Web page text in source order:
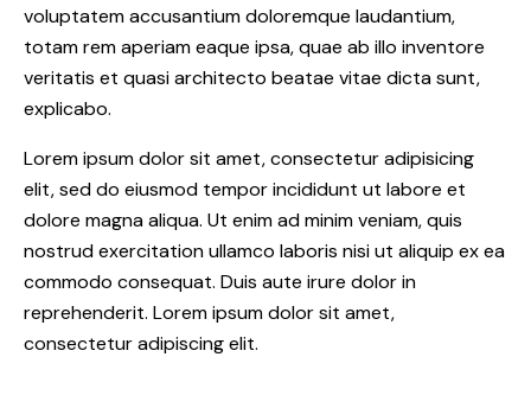
voluptatem accusantium doloremque laudantium,
totam rem aperiam eaque ipsa, quae ab illo inventore
veritatis et quasi architecto beatae vitae dicta sunt,
explicabo.
Lorem ipsum dolor sit amet, consectetur adipisicing
elit, sed do eiusmod tempor incididunt ut labore et
dolore magna aliqua. Ut enim ad minim veniam, quis
nostrud exercitation ullamco laboris nisi ut aliquip ex ea
commodo consequat. Duis aute irure dolor in
reprehenderit. Lorem ipsum dolor sit amet,
consectetur adipiscing elit.